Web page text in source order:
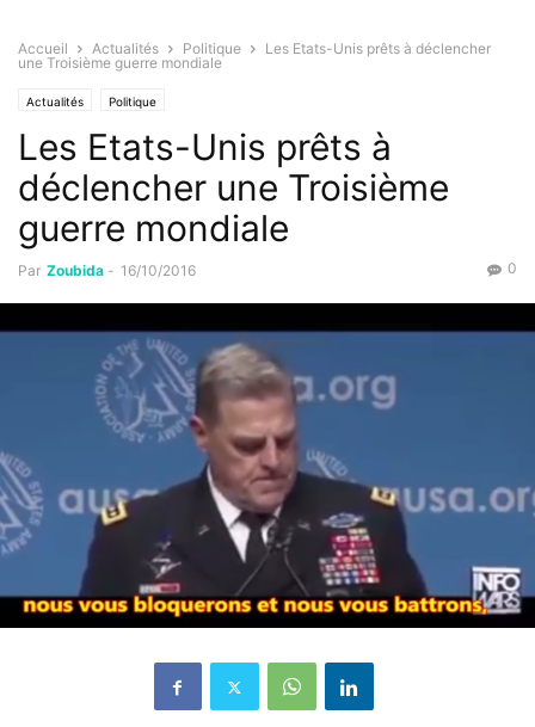
Accueil Actualités Politique
Les Etats-Unis prêts à déclencher
une Troisième guerre mondiale
Actualités Politique
Les Etats-Unis prêts à
déclencher une Troisième
guerre mondiale
Par Zoubida - 16/10/2016 0